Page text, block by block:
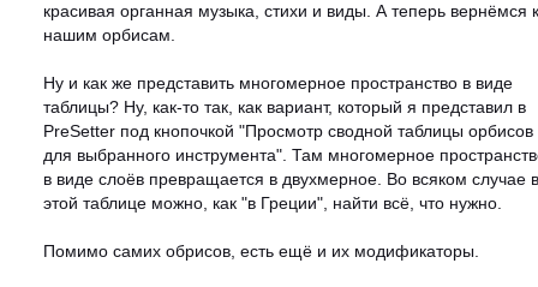
красивая органная музыка, стихи и виды. А теперь вернёмся к
нашим орбисам.
Ну и как же представить многомерное пространство в виде
таблицы? Ну, как-то так, как вариант, который я представил в
PreSetter под кнопочкой "Просмотр сводной таблицы орбисов
для выбранного инструмента". Там многомерное
в виде слоёв превращается в двухмерное. Во всяком случае в
этой таблице можно, как "в Греции", найти всё, что нужно.
Помимо самих обрисов, есть ещё и их модификаторы.